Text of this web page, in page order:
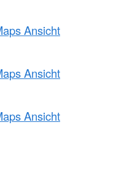
Ansicht
Ansicht
Ansicht